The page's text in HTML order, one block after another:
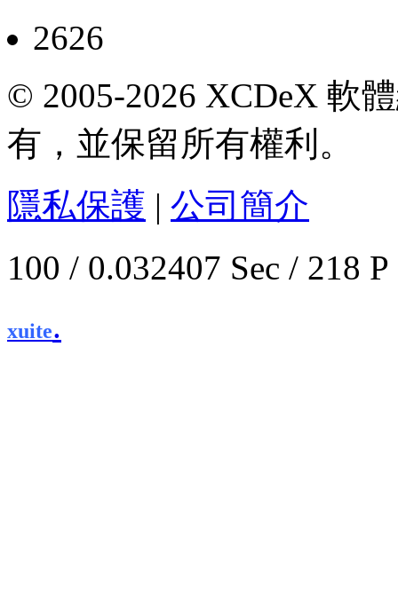
2626
© 2005-2026 XCDeX 軟
有，並保留所有權利。
隱私保護 | 公司簡介
100 / 0.032407 Sec / 218
xuite.